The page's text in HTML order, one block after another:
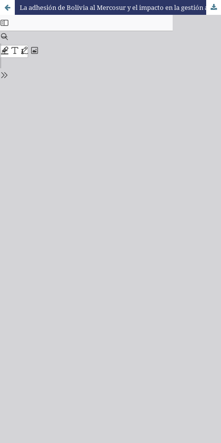
La adhesión de Bolivia al Mercosur y el impacto en la gestión ambiental con la república federativa de Brasil